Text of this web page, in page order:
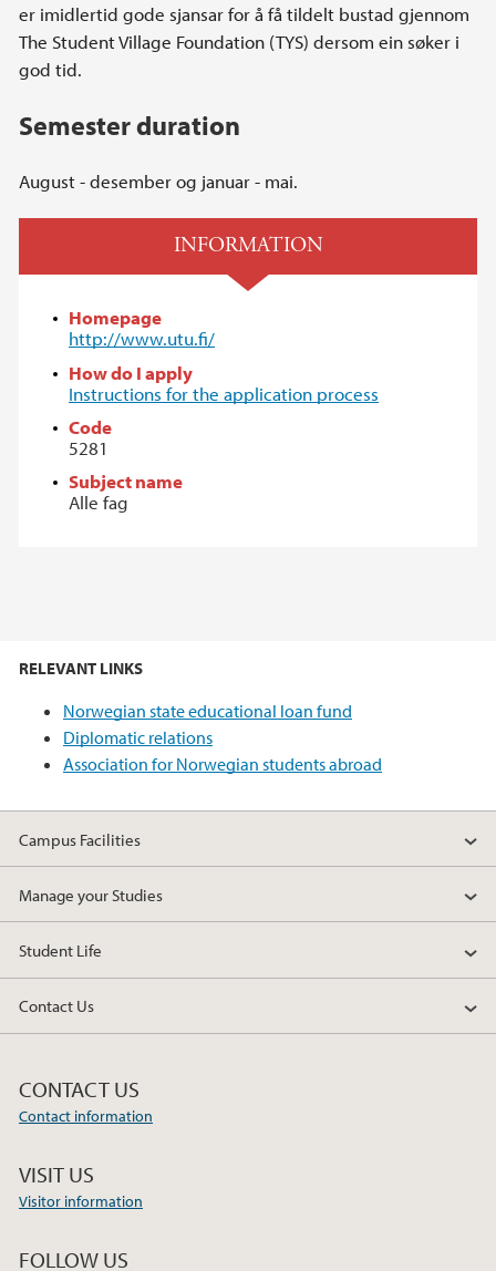
er imidlertid gode sjansar for å få tildelt bustad gjennom
The Student Village Foundation (TYS) dersom ein søker i
god tid.
Semester duration
August - desember og januar - mai.
INFORMATION
Homepage
http://www.utu.fi/
How do I apply
Instructions for the application process
Code
5281
Subject name
Alle fag
RELEVANT LINKS
Norwegian state educational loan fund
Diplomatic relations
Association for Norwegian students abroad
Campus Facilities
Manage your Studies
Student Life
Contact Us
CONTACT US
Contact information
VISIT US
Visitor information
FOLLOW US